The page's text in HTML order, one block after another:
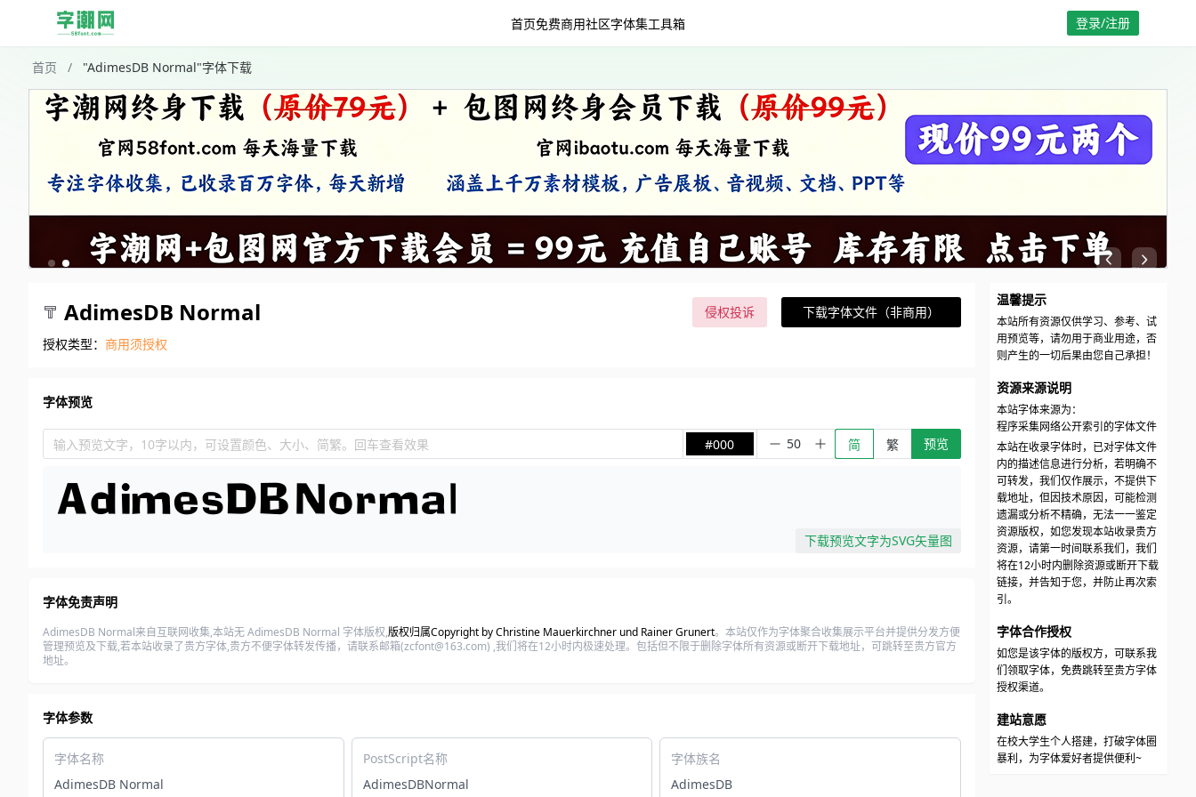
首页免费商用社区字体集工具箱 登录/注册
首页 / "AdimesDB Normal"字体下载
AdimesDB Normal 侵权投诉
下载字体文件（非商用）
授权类型： 商用须授权
字体预览
输入预览文字，10字以内，可设置颜色、大小、简繁。回车查看效果 #000 简 繁 预览
下载预览文字为SVG矢量图
字体免责声明
AdimesDB Normal来自互联网收集,本站无 AdimesDB Normal 字体版权,版权归属Copyright by Christine Mauerkirchner und Rainer Grunert。本站仅作为字体聚合收集展示平台并提供分发方便
管理预览及下载,若本站收录了贵方字体,贵方不便字体转发传播，请联系邮箱(zcfont@163.com) ,我们将在12小时内极速处理。包括但不限于删除字体所有资源或断开下载地址，可跳转至贵方官方
地址。
字体参数
字体名称
AdimesDB Normal
PostScript名称
AdimesDBNormal
字体族名
AdimesDB
温馨提示
本站所有资源仅供学习、参考、试
用预览等，请勿用于商业用途，否
则产生的一切后果由您自己承担！
资源来源说明
本站字体来源为：
程序采集网络公开索引的字体文件
本站在收录字体时，已对字体文件
内的描述信息进行分析，若明确不
可转发，我们仅作展示，不提供下
载地址，但因技术原因，可能检测
遗漏或分析不精确，无法一一鉴定
资源版权，如您发现本站收录贵方
资源，请第一时间联系我们，我们
将在12小时内删除资源或断开下载
链接，并告知于您，并防止再次索
引。
字体合作授权
如您是该字体的版权方，可联系我
们领取字体，免费跳转至贵方字体
授权渠道。
建站意愿
在校大学生个人搭建，打破字体圈
暴利，为字体爱好者提供便利~